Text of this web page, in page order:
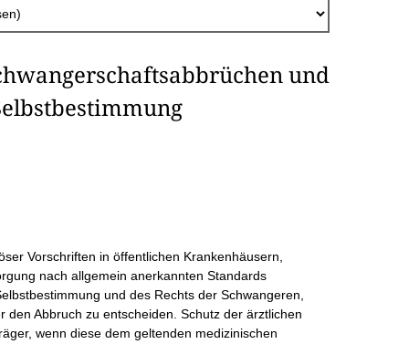
und
Vorschriften in öffentlichen Krankenhäusern,
nach allgemein anerkannten Standards
und des Rechts der Schwangeren,
Abbruch zu entscheiden. Schutz der ärztlichen
wenn diese dem geltenden medizinischen